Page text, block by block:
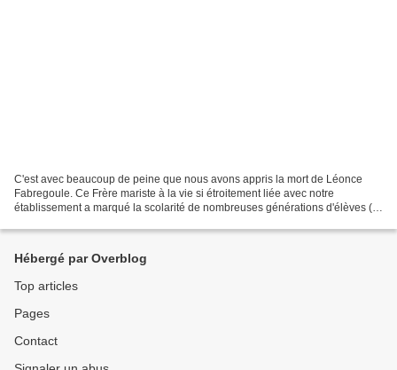
C'est avec beaucoup de peine que nous avons appris la mort de Léonce
Fabregoule. Ce Frère mariste à la vie si étroitement liée avec notre
établissement a marqué la scolarité de nombreuses générations d'élèves (
Hébergé par Overblog
Top articles
Pages
Contact